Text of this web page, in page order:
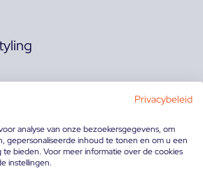
Privacybeleid
analyse van onze bezoekersgegevens, om
gepersonaliseerde inhoud te tonen en om u een
bieden. Voor meer informatie over de cookies
instellingen.